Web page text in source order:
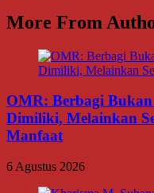
More From
OMR: Berbagi
Dimiliki, Melainkan
Manfaat
6 Agustus 2026